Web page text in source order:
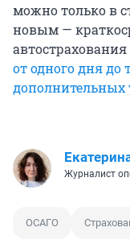
можно только в
новым —
автострахования
от одного дня до
дополнительных
Журналист
ОСАГО